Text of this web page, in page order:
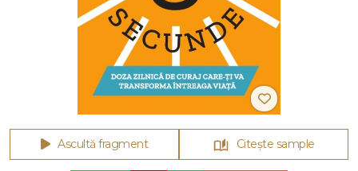
Ascultă fragment Citește sample